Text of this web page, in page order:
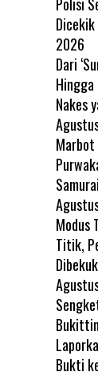
2026
Dari
Nakes
Modus
Titik,
Bukti